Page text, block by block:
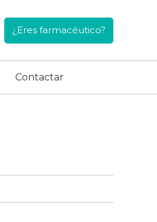
¿Eres farmacéutico?
Contactar